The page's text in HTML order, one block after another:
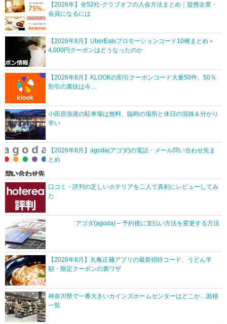
【2026年】全52社-クラブオフの入会方法まとめ｜提携企業・
会員になるには
【2026年8月】UberEatsプロモーションコード10種まとめ＋
4,000円クーポンはどうなったのか
【2026年8月】KLOOKの割引クーポンコード大量50件、50％
割引の裏技は今…
小田原漁港の駐車場は無料、臨時の場所と休日の混雑＆分かり
辛い
【2026年8月】agoda(アゴダ)の電話・メール問い合わせ先ま
とめ
口コミ・評判の乏しいホテリアを二人で真剣にレビューしてみ
た
アゴダ(agoda) – 予約後に支払い方法を変更する方法
【2026年8月】丸亀正麺アプリの最新招待コード、うどん半
額・限定クーポンの裏ワザ
神奈川県で一番大きいカインズホームセンターはどこか…面積
一覧